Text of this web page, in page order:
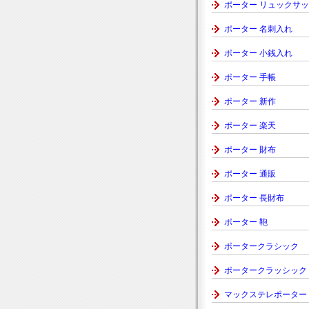
ポーター リュックサ
ポーター 名刺入れ
ポーター 小銭入れ
ポーター 手帳
ポーター 新作
ポーター 楽天
ポーター 財布
ポーター 通販
ポーター 長財布
ポーター 鞄
ポータークラシック
ポータークラッシック
マックステレポーター